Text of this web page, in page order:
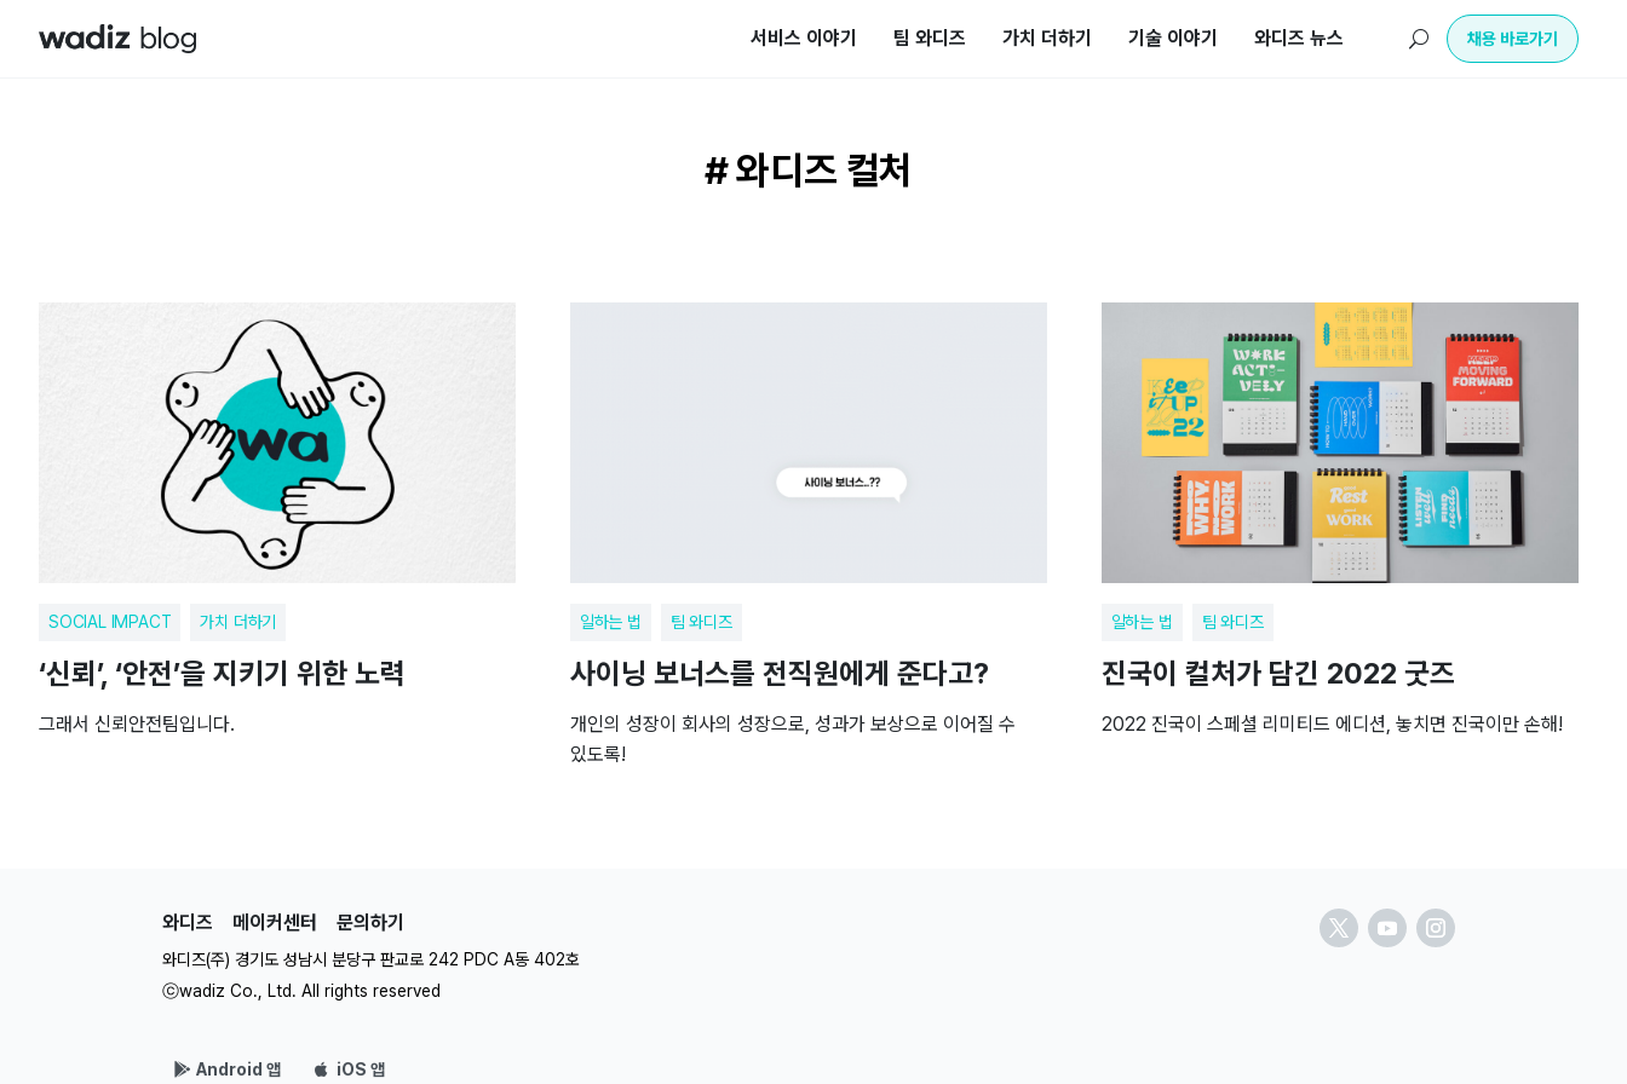
서비스 이야기 팀 와디즈 가치 더하기 기술 이야기 와디즈 뉴스 U 채용 바로가기
# 와디즈 컬처
SOCIAL IMPACT 가치 더하기
‘신뢰’, ‘안전’을 지키기 위한 노력
그래서 신뢰안전팀입니다.
일하는 법 팀 와디즈
사이닝 보너스를 전직원에게 준다고?
개인의 성장이 회사의 성장으로, 성과가 보상으로 이어질 수
있도록!
일하는 법 팀 와디즈
진국이 컬처가 담긴 2022 굿즈
2022 진국이 스페셜 리미티드 에디션, 놓치면 진국이만 손해!
와디즈 메이커센터 문의하기
와디즈(주) 경기도 성남시 분당구 판교로 242 PDC A동 402호
ⓒwadiz Co., Ltd. All rights reserved
Android 앱 iOS 앱